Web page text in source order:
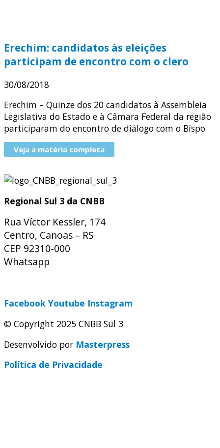
Erechim: candidatos às eleições
participam de encontro com o clero
30/08/2018
Erechim – Quinze dos 20 candidatos à Assembleia
Legislativa do Estado e à Câmara Federal da região
participaram do encontro de diálogo com o Bispo
Veja a matéria completa
Regional Sul 3 da CNBB
Rua Víctor Kessler, 174
Centro, Canoas – RS
CEP 92310-000
Whatsapp
Facebook Youtube Instagram
© Copyright 2025 CNBB Sul 3
Desenvolvido por Masterpress
Política de Privacidade